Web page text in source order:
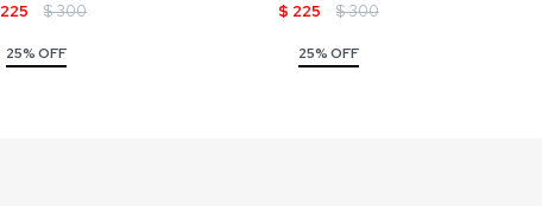
225 $300
25% OFF
$ 225 $300
25% OFF